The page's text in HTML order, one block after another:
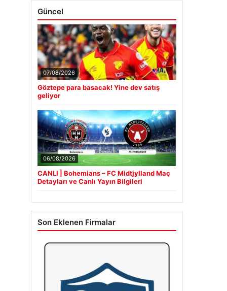
Güncel
07/08/2026
Göztepe para basacak! Yine dev satış
geliyor
06/08/2026
CANLI | Bohemians – FC Midtjylland Maç
Detayları ve Canlı Yayın Bilgileri
Son Eklenen Firmalar